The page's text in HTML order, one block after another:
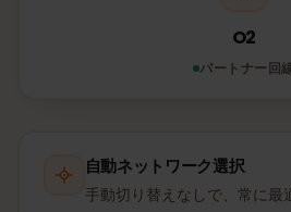
O2
パートナー回
自動ネットワーク選択
手動切り替えなしで、常に最